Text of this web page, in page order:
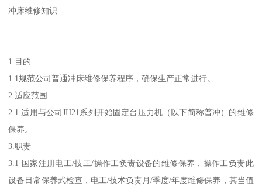
冲床维修知识
1.目的
1.1规范公司普通冲床维修保养程序，确保生产正常进行。
2.适应范围
2.1 适用与公司JH21系列开始固定台压力机（以下简称普冲）的维修
保养。
3.职责
3.1 国家注册电工/技工/操作工负责设备的维修保养，操作工负责此
设备日常保养式检查，电工/技术负责月/季度/年度维修保养，其当值